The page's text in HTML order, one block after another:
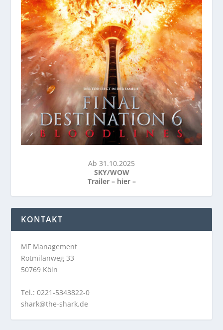
Ab 31.10.2025
SKY/WOW
Trailer – hier –
KONTAKT
MF Management
Rotmilanweg 33
50769 Köln
Tel.: 0221-5343822-0
shark@the-shark.de